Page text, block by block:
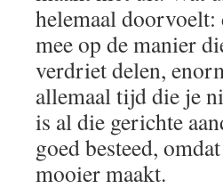
helemaal
mee op de manier
verdriet delen,
allemaal tijd die je
is al die gerichte
goed besteed,
mooier maakt.